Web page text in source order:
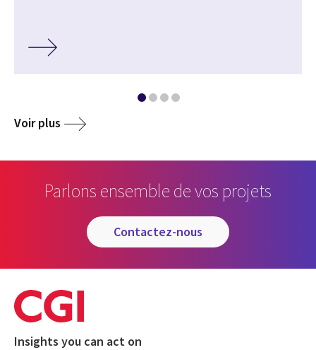
Voir plus
Parlons ensemble de vos projets
contactez-nous
Insights you can act on